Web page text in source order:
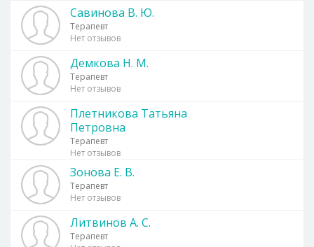
Савинова В. Ю.
Терапевт
Нет отзывов
Демкова Н. М.
Терапевт
Нет отзывов
Плетникова Татьяна
Петровна
Терапевт
Нет отзывов
Зонова Е. В.
Терапевт
Нет отзывов
Литвинов А. С.
Терапевт